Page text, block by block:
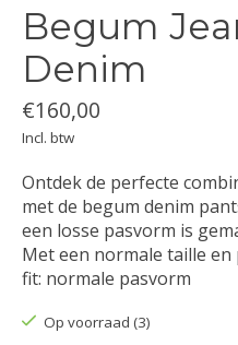
Begum
Denim
€160,00
Incl. btw
Ontdek de perfecte
met de begum denim
een losse pasvorm is
Met een normale taille en
fit: normale pasvorm
Op voorraad (3)